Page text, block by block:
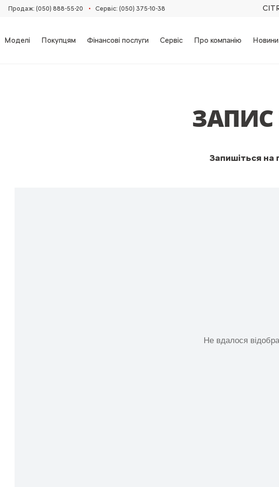
Продаж: (050) 888-55-20 • Сервіс: (050) 375-10-38
Моделі Покупцям Фінансові послуги Сервіс Про компанію Новини
Запишіться на